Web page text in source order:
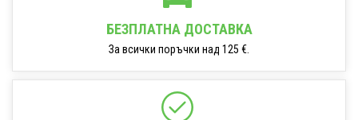
БЕЗПЛАТНА ДОСТАВКА
За всички поръчки над 125 €.